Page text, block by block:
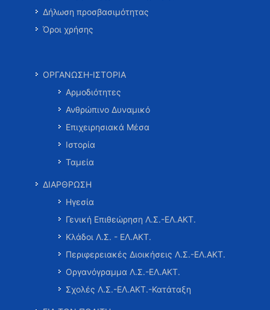
Δήλωση προσβασιμότητας
Όροι χρήσης
ΟΡΓΑΝΩΣΗ-ΙΣΤΟΡΙΑ
Αρμοδιότητες
Ανθρώπινο Δυναμικό
Επιχειρησιακά Μέσα
Ιστορία
Ταμεία
ΔΙΑΡΘΡΩΣΗ
Ηγεσία
Γενική Επιθεώρηση Λ.Σ.-ΕΛ.ΑΚΤ.
Κλάδοι Λ.Σ. - ΕΛ.ΑΚΤ.
Περιφερειακές Διοικήσεις Λ.Σ.-ΕΛ.ΑΚΤ.
Οργανόγραμμα Λ.Σ.-ΕΛ.ΑΚΤ.
Σχολές Λ.Σ.-ΕΛ.ΑΚΤ.-Κατάταξη